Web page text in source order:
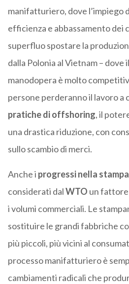
manifatturiero, dove l’impiego
efficienza e abbassamento dei
superfluo spostare la
dalla Polonia al Vietnam – dove
manodopera è molto
persone perderanno il lavoro a
pratiche di offshoring, il
una drastica riduzione, con
sullo scambio di merci.
Anche i progressi nella
considerati dalWTO un fattore
i volumi commerciali. Le
sostituire le grandi fabbriche
più piccoli, più vicini al
processo manifatturiero è
cambiamenti radicali che